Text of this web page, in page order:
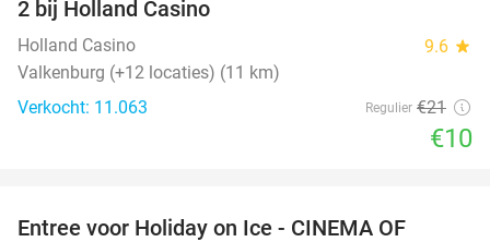
2 bij Holland Casino
Holland Casino 9.6 star
Valkenburg (+12 locaties) (11 km)
Verkocht: 11.063
Regulier €21
€10
Entree voor Holiday on Ice - CINEMA OF